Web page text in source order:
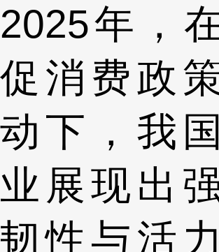
2025年，
促消费政
动下，我
业展现出
韧性与活